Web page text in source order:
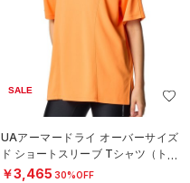
SALE
UAアーマードライ オーバーサイズ
ド ショートスリーブ Tシャツ（トレ
ーニング/WOMEN）
￥3,465 30%OFF